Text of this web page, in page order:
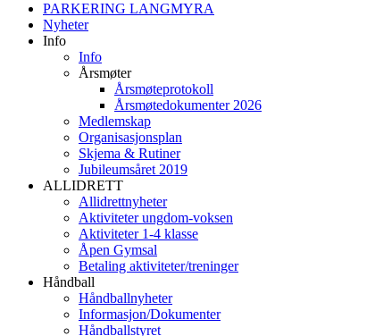
PARKERING LANGMYRA
Nyheter
Info
Info
Årsmøter
Årsmøteprotokoll
Årsmøtedokumenter 2026
Medlemskap
Organisasjonsplan
Skjema & Rutiner
Jubileumsåret 2019
ALLIDRETT
Allidrettnyheter
Aktiviteter ungdom-voksen
Aktiviteter 1-4 klasse
Åpen Gymsal
Betaling aktiviteter/treninger
Håndball
Håndballnyheter
Informasjon/Dokumenter
Håndballstyret